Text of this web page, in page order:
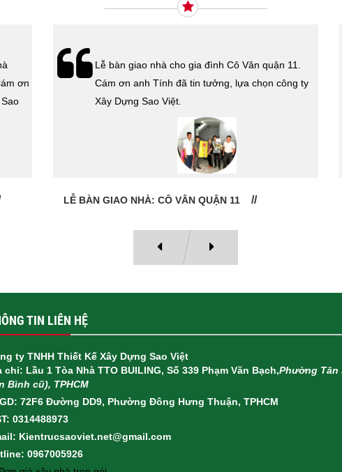
ty
Xây Dựng Sao Việt vừa ký hợp đồng xây dựng
nhà cho cô Kim Thanh Quận 6. Cám ơn cô đã tin
tưởng lựa chọn công ty Xây Dựng Sao Việt.
HỢP ĐỒNG THI CÔNG TRỌN GÓI QUẬN 6
TIN LIÊN HỆ
ty TNHH Thiết Kế Xây Dựng Sao Việt
chỉ: Lầu 1 Tòa Nhà TTO BUILING, Số 339 Phạm Văn Bạch,Phường Tân
Bình cũ), TPHCM
72F6 Đường DD9, Phường Đông Hưng Thuận, TPHCM
0314488973
Kientrucsaoviet.net@gmail.com
0967005926